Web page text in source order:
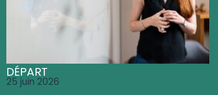
DÉPART
25 juin 2026